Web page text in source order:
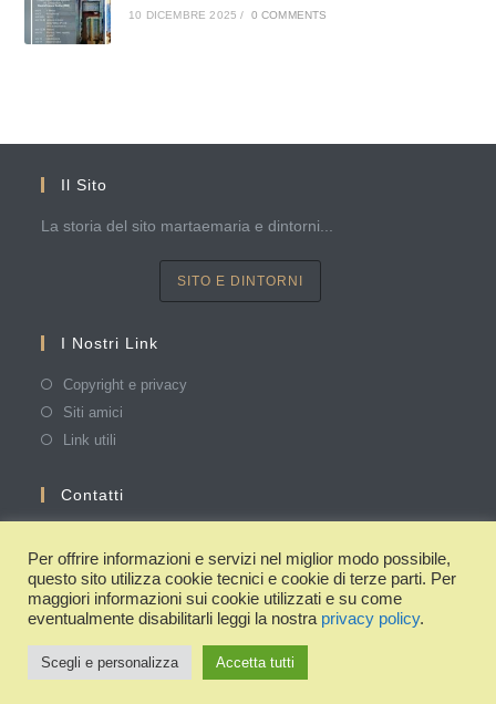
10 DICEMBRE 2025 / 0 COMMENTS
Il Sito
La storia del sito martaemaria e dintorni...
SITO E DINTORNI
I Nostri Link
Copyright e privacy
Siti amici
Link utili
Contatti
materiale che ritieni utile. Grazie!
Email:
info@ martamaria.itOpens
your
application
Per offrire informazioni e servizi nel miglior modo possibile,
questo sito utilizza cookie tecnici e cookie di terze parti. Per
maggiori informazioni sui cookie utilizzati e su come
eventualmente disabilitarli leggi la nostra privacy policy.
Scegli e personalizza Accetta tutti